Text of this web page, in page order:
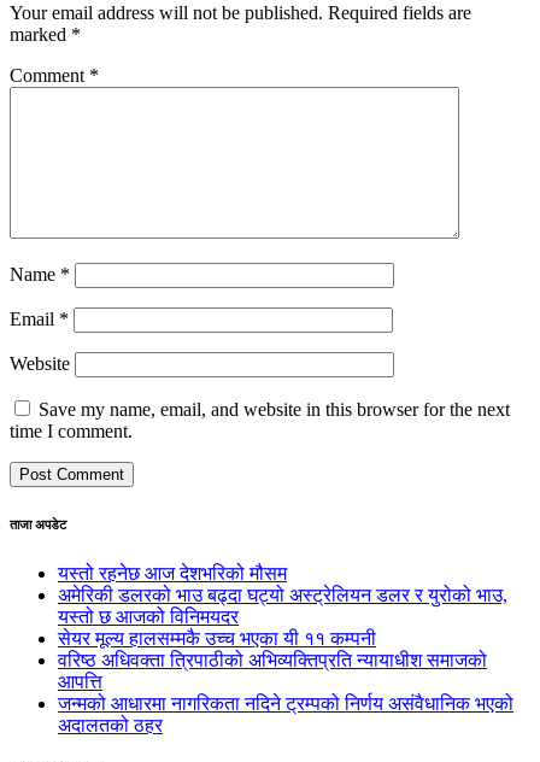
Your email address will not be published. Required fields are
marked *
Comment *
Name *
Email *
Website
Save my name, email, and website in this browser for the next
time I comment.
ताजा अपडेट
यस्तो रहनेछ आज देशभरिको मौसम
अमेरिकी डलरको भाउ बढ्दा घट्यो अस्ट्रेलियन डलर र युरोको भाउ,
यस्तो छ आजको विनिमयदर
सेयर मूल्य हालसम्मकै उच्च भएका यी ११ कम्पनी
वरिष्ठ अधिवक्ता त्रिपाठीको अभिव्यक्तिप्रति न्यायाधीश समाजको
आपत्ति
जन्मको आधारमा नागरिकता नदिने ट्रम्पको निर्णय असंवैधानिक भएको
अदालतको ठहर